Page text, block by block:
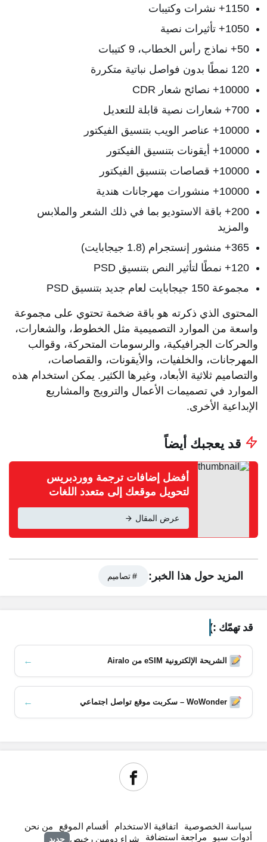
1150+ نشرات وكتيبات
1050+ تأثيرات نصية
50+ نماذج رأس الخطاب، 9 كتيبات
120 نمطًا بدون فواصل نباتية متكررة
10000+ نصائح شعار CDR
700+ شعارات نصية قابلة للتعديل
10000+ عناصر الويب بتنسيق الفيكتور
10000+ أيقونات بتنسيق الفيكتور
10000+ قصاصات بتنسيق الفيكتور
10000+ منشورات مهرجانات هندية
200+ باقة الاستوديو بما في ذلك الشعر والملابس
والمزيد
365+ منشور إنستجرام (1.8 جيجابايت)
120+ نمطًا لتأثير النص بتنسيق PSD
مجموعة 150 جيجابايت لعام جديد بتنسيق PSD
المحتوى الذي ذكرته هو باقة ضخمة تحتوي على مجموعة
واسعة من الموارد التصميمية مثل الخطوط، والشعارات،
والحركات الجرافيكية، والرسومات المتحركة، وقوالب
المهرجانات، والخلفيات، والأيقونات، والقصاصات،
والتصاميم ثلاثية الأبعاد، وغيرها الكثير. يمكن استخدام هذه
الموارد في تصميمات الأعمال والترويج والمشاريع
الإبداعية الأخرى.
قد يعجبك أيضاً
أفضل إضافات ترجمة ووردبريس
لتحويل موقعك إلى متعدد اللغات
عرض المقال
المزيد حول هذا الخبر: # تصاميم
قد تهمّك :)
الشريحة الإلكترونية eSIM من Airalo ←
WoWonder – سكربت موقع تواصل اجتماعي ←
سياسة الخصوصية اتفاقية الاستخدام أقسام الموقع
من نحن
أدوات سيو
مراجعة استضافة شراء دومين رخيص جديد